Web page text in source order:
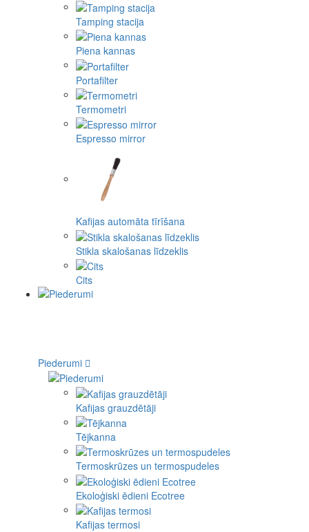
Tamping stacija
Piena kannas
Portafilter
Termometri
Espresso mirror
Kafijas automāta tīrīšana
Stikla skalošanas līdzeklis
Cits
Piederumi
Kafijas grauzdētāji
Tējkanna
Termoskrūzes un termospudeles
Ekoloģiski ēdieni Ecotree
Kafijas termosi